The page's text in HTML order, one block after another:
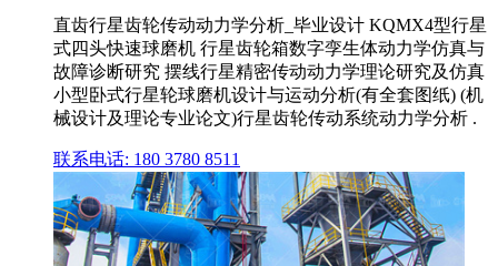
直齿行星齿轮传动动力学分析_毕业设计 KQMX4型行星
式四头快速球磨机 行星齿轮箱数字孪生体动力学仿真与
故障诊断研究 摆线行星精密传动动力学理论研究及仿真
小型卧式行星轮球磨机设计与运动分析(有全套图纸) (机
械设计及理论专业论文)行星齿轮传动系统动力学分析 .
联系电话: 180 3780 8511